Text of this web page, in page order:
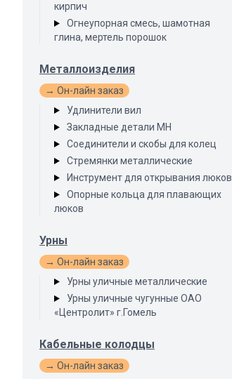
кирпич
Огнеупорная смесь, шамотная
глина, мертель порошок
Металлоизделия
→ Он-лайн заказ
Удлинители вил
Закладные детали МН
Соединители и скобы для колец
Стремянки металлические
Инструмент для открывания люков
Опорные кольца для плавающих
люков
Урны
→ Он-лайн заказ
Урны уличные металлические
Урны уличные чугунные ОАО
«Центролит» г.Гомель
Кабельные колодцы
→ Он-лайн заказ